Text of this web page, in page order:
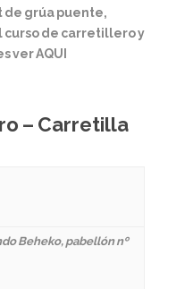
de grúa puente,
curso de carretillero y
ver AQUI
– Carretilla
Beheko, pabellón nº